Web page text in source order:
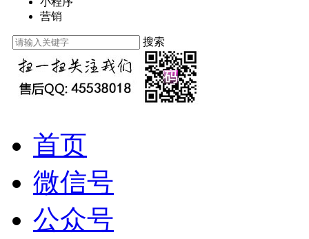
营销
搜索
首页
微信号
公众号